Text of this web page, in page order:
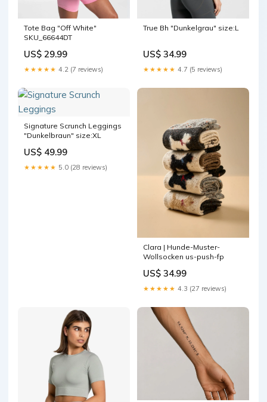
Tote Bag "Off White"
SKU_66644DT
US$ 29.99
★★★★★ 4.2 (7 reviews)
True Bh "Dunkelgrau" size:L
US$ 34.99
★★★★★ 4.7 (5 reviews)
Signature Scrunch Leggings
"Dunkelbraun" size:XL
US$ 49.99
★★★★★ 5.0 (28 reviews)
Clara | Hunde-Muster-
Wollsocken us-push-fp
US$ 34.99
★★★★★ 4.3 (27 reviews)